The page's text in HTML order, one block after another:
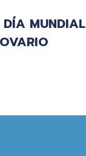
DÍA MUNDIAL